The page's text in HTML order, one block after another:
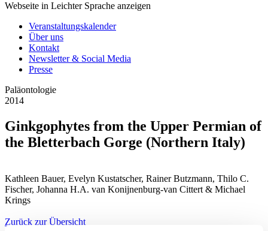
Webseite in Leichter Sprache anzeigen
Veranstaltungskalender
Über uns
Kontakt
Newsletter & Social Media
Presse
Paläontologie
2014
Ginkgophytes from the Upper Permian of
the Bletterbach Gorge (Northern Italy)
Kathleen Bauer, Evelyn Kustatscher, Rainer Butzmann, Thilo C.
Fischer, Johanna H.A. van Konijnenburg-van Cittert & Michael
Krings
Zurück zur Übersicht